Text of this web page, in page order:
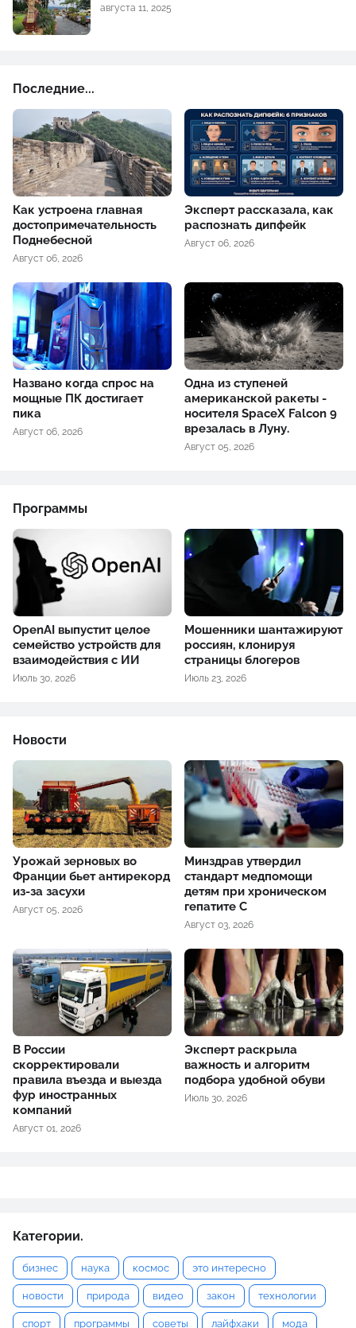
августа 11, 2025
Последние...
Как устроена главная
достопримечательность
Поднебесной
Август 06, 2026
Эксперт рассказала, как
распознать дипфейк
Август 06, 2026
Названо когда спрос на
мощные ПК достигает
пика
Август 06, 2026
Одна из ступеней
американской ракеты -
носителя SpaceX Falcon 9
врезалась в Луну.
Август 05, 2026
Программы
OpenAI выпустит целое
семейство устройств для
взаимодействия с ИИ
Июль 30, 2026
Мошенники шантажируют
россиян, клонируя
страницы блогеров
Июль 23, 2026
Новости
Урожай зерновых во
Франции бьет антирекорд
из-за засухи
Август 05, 2026
Минздрав утвердил
стандарт медпомощи
детям при хроническом
гепатите С
Август 03, 2026
В России
скорректировали
правила въезда и выезда
фур иностранных
компаний
Август 01, 2026
Эксперт раскрыла
важность и алгоритм
подбора удобной обуви
Июль 30, 2026
Категории.
бизнес наука космос это интересно
новости природа видео закон технологии
спорт программы советы лайфхаки мода